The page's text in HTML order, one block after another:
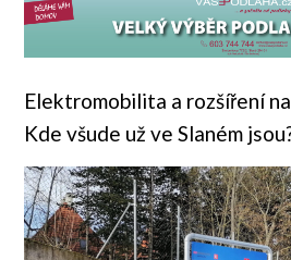
Elektromobilita a rozšíření
Kde všude už ve Slaném